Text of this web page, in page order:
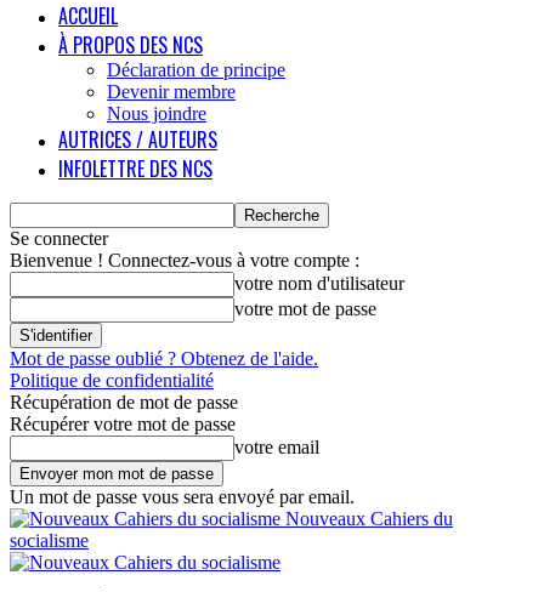
ACCUEIL
À PROPOS DES NCS
Déclaration de principe
Devenir membre
Nous joindre
AUTRICES / AUTEURS
INFOLETTRE DES NCS
Se connecter
Bienvenue ! Connectez-vous à votre compte :
votre nom d'utilisateur
votre mot de passe
Mot de passe oublié ? Obtenez de l'aide.
Politique de confidentialité
Récupération de mot de passe
Récupérer votre mot de passe
votre email
Un mot de passe vous sera envoyé par email.
Nouveaux Cahiers du
socialisme